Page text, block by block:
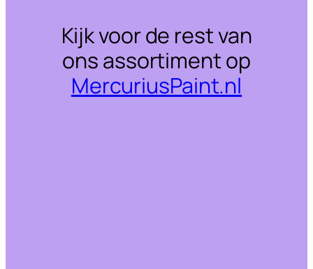
Kijk voor de rest van
ons assortiment op
MercuriusPaint.nl